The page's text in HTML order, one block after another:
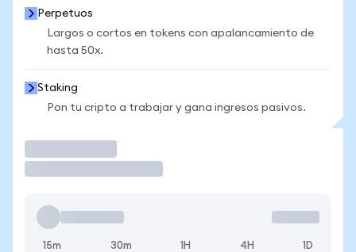
Perpetuos
Largos o cortos en tokens con apalancamiento de
hasta 50x.
Staking
Pon tu cripto a trabajar y gana ingresos pasivos.
15m 30m 1H 4H 1D